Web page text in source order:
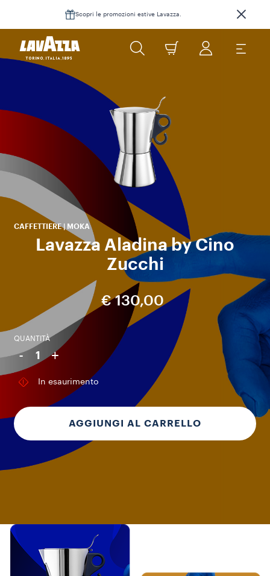
Scopri le promozioni estive Lavazza.
CAFFETTIERE | MOKA
Lavazza Aladina by Cino
Zucchi
€ 130,00
QUANTITÀ
- 1 +
In esaurimento
AGGIUNGI AL CARRELLO